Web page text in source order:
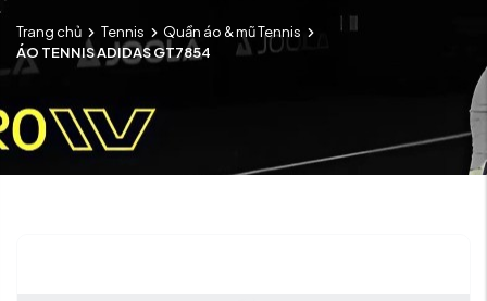
Trang chủ Tennis
Quần áo & mũ Tennis
ÁO TENNIS ADIDAS GT7854